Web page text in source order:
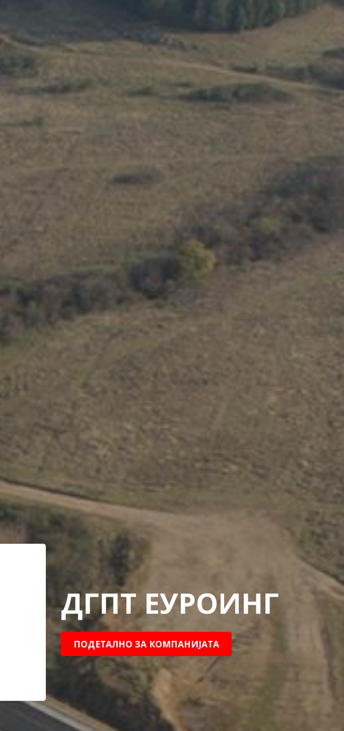
ДГПТ ЕУРОИНГ
ПОДЕТАЛНО ЗА КОМПАНИЈАТА